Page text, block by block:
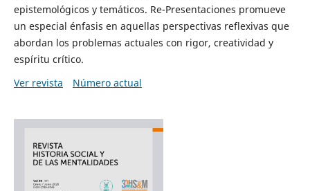
epistemológicos y temáticos. Re-Presentaciones promueve
un especial énfasis en aquellas perspectivas reflexivas que
abordan los problemas actuales con rigor, creatividad y
espíritu crítico.
Ver revista
Número actual